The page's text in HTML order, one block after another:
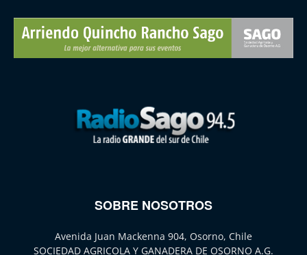
SOBRE NOSOTROS
Avenida Juan Mackenna 904, Osorno, Chile
SOCIEDAD AGRICOLA Y GANADERA DE OSORNO A.G.